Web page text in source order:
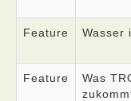
Feature Wasser
Feature
Was